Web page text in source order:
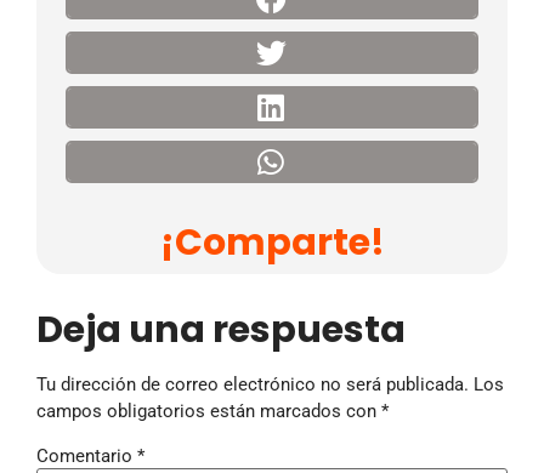
¡Comparte!
Deja una respuesta
Tu dirección de correo electrónico no será publicada. Los
campos obligatorios están marcados con *
Comentario *